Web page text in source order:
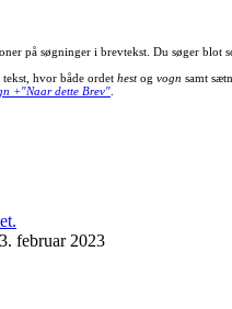
på søgninger i brevtekst. Du søger blot
hvor både ordet hestog vogn samt
+"Naar dette Brev".
februar 2023